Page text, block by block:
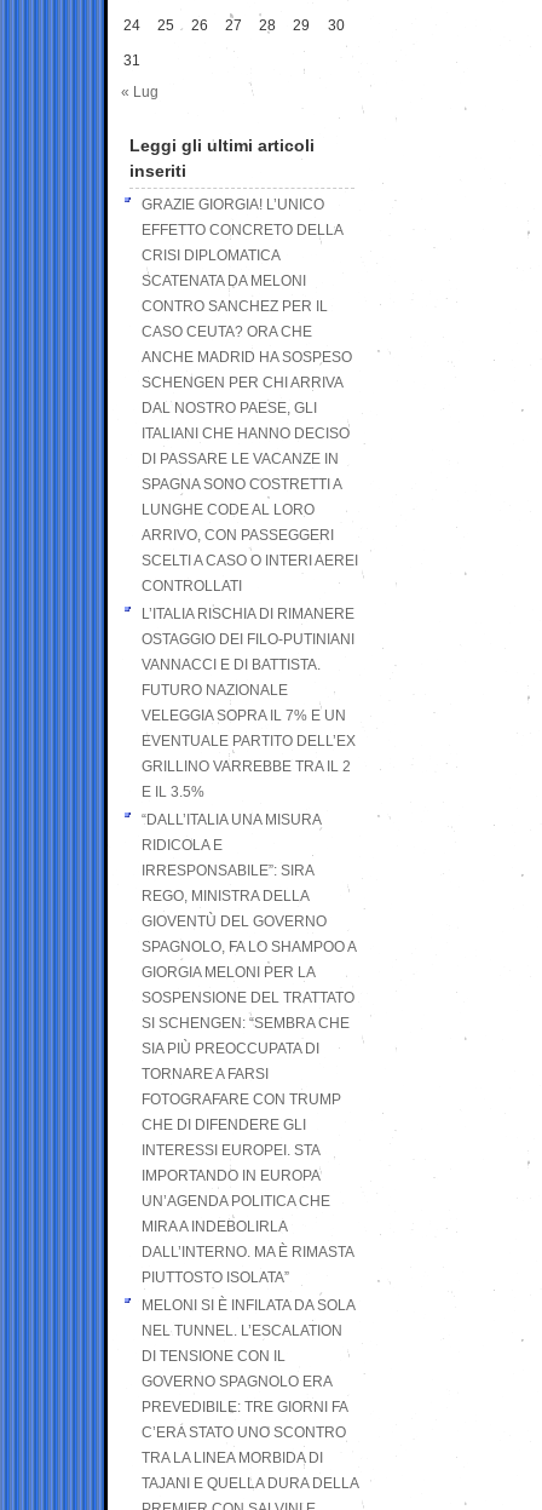
24 25 26 27 28 29 30
31
« Lug
Leggi gli ultimi articoli
inseriti
GRAZIE GIORGIA! L’UNICO
EFFETTO CONCRETO DELLA
CRISI DIPLOMATICA
SCATENATA DA MELONI
CONTRO SANCHEZ PER IL
CASO CEUTA? ORA CHE
ANCHE MADRID HA SOSPESO
SCHENGEN PER CHI ARRIVA
DAL NOSTRO PAESE, GLI
ITALIANI CHE HANNO DECISO
DI PASSARE LE VACANZE IN
SPAGNA SONO COSTRETTI A
LUNGHE CODE AL LORO
ARRIVO, CON PASSEGGERI
SCELTI A CASO O INTERI AEREI
CONTROLLATI
L’ITALIA RISCHIA DI RIMANERE
OSTAGGIO DEI FILO-PUTINIANI
VANNACCI E DI BATTISTA.
FUTURO NAZIONALE
VELEGGIA SOPRA IL 7% E UN
EVENTUALE PARTITO DELL’EX
GRILLINO VARREBBE TRA IL 2
E IL 3.5%
“DALL’ITALIA UNA MISURA
RIDICOLA E
IRRESPONSABILE”: SIRA
REGO, MINISTRA DELLA
GIOVENTÙ DEL GOVERNO
SPAGNOLO, FA LO SHAMPOO A
GIORGIA MELONI PER LA
SOSPENSIONE DEL TRATTATO
SI SCHENGEN: “SEMBRA CHE
SIA PIÙ PREOCCUPATA DI
TORNARE A FARSI
FOTOGRAFARE CON TRUMP
CHE DI DIFENDERE GLI
INTERESSI EUROPEI. STA
IMPORTANDO IN EUROPA
UN’AGENDA POLITICA CHE
MIRA A INDEBOLIRLA
DALL’INTERNO. MA È RIMASTA
PIUTTOSTO ISOLATA”
MELONI SI È INFILATA DA SOLA
NEL TUNNEL. L’ESCALATION
DI TENSIONE CON IL
GOVERNO SPAGNOLO ERA
PREVEDIBILE: TRE GIORNI FA
C’ERA STATO UNO SCONTRO
TRA LA LINEA MORBIDA DI
TAJANI E QUELLA DURA DELLA